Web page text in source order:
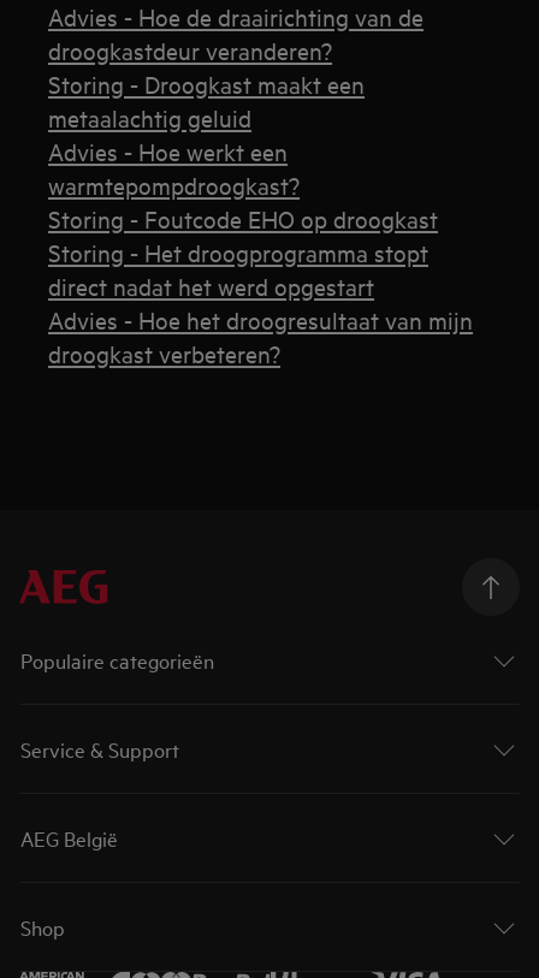
Advies - Hoe de draairichting van de
droogkastdeur veranderen?
Storing - Droogkast maakt een
metaalachtig geluid
Advies - Hoe werkt een
warmtepompdroogkast?
Storing - Foutcode EHO op droogkast
Storing - Het droogprogramma stopt
direct nadat het werd opgestart
Advies - Hoe het droogresultaat van mijn
droogkast verbeteren?
Populaire categorieën
Service & Support
AEG België
Shop